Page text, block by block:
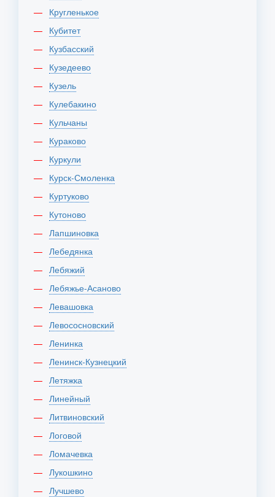
Кругленькое
Кубитет
Кузбасский
Кузедеево
Кузель
Кулебакино
Кульчаны
Кураково
Куркули
Курск-Смоленка
Куртуково
Кутоново
Лапшиновка
Лебедянка
Лебяжий
Лебяжье-Асаново
Левашовка
Левососновский
Ленинка
Ленинск-Кузнецкий
Летяжка
Линейный
Литвиновский
Логовой
Ломачевка
Лукошкино
Лучшево